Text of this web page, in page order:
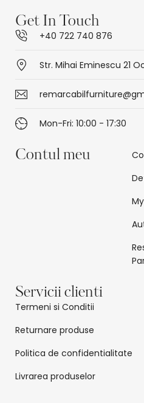
Get In Touch
+40 722 740 876
Str. Mihai Eminescu 21
Mon-Fri: 10:00 - 17:30
Contul meu
Servicii clienti
Termeni si Conditii
Returnare produse
Politica de confidentialitate
Livrarea produselor